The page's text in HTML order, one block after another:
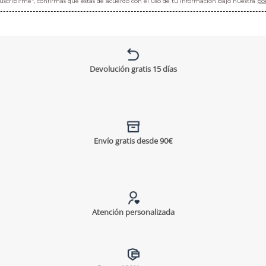
Devolución gratis 15 días
Envío gratis desde 90€
Atención personalizada